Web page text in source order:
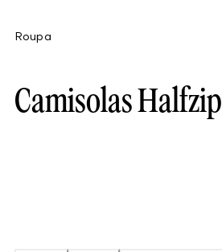
Roupa
Camisolas Halfzip